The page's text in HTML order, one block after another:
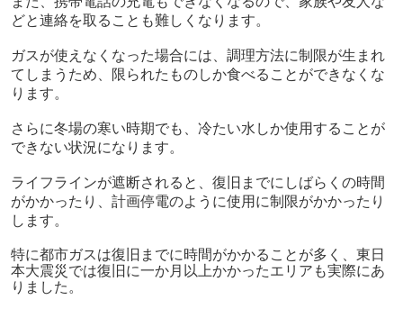
どと連絡を取ることも難しくなります。
ガスが使えなくなった場合には、調理方法に制限が生まれ
てしまうため、限られたものしか食べることができなくな
ります。
さらに冬場の寒い時期でも、冷たい水しか使用することが
できない状況になります。
ライフラインが遮断されると、復旧までにしばらくの時間
がかかったり、計画停電のように使用に制限がかかったり
します。
特に都市ガスは復旧までに時間がかかることが多く、東日
本大震災では復旧に一か月以上かかったエリアも実際にあ
りました。